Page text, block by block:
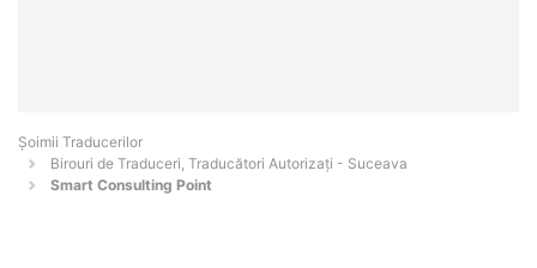
Șoimii Traducerilor
Birouri de Traduceri, Traducători Autorizați - Suceava
Smart Consulting Point